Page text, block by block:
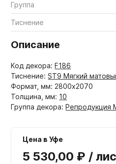
Группа
Тиснение
Описание
Код декора:F186
Тиснение: ST9 Мягкий
Формат, мм: 2800x2070
Толщина, мм: 10
Группа декора:Репродукция
Цена в Уфе
5 530,00 ₽ /